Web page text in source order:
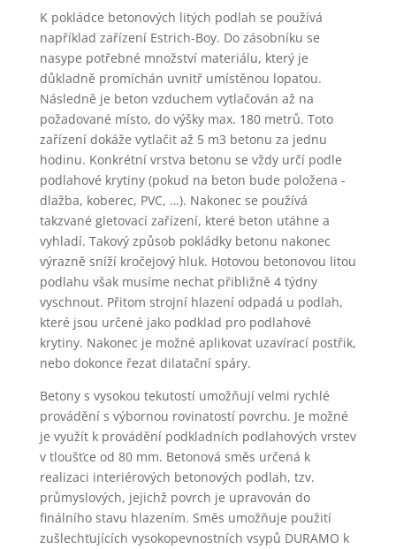
K pokládce betonových litých podlah se používá
například zařízení Estrich-Boy. Do zásobníku se
nasype potřebné množství materiálu, který je
důkladně promíchán uvnitř umístěnou lopatou.
Následně je beton vzduchem vytlačován až na
požadované místo, do výšky max. 180 metrů. Toto
zařízení dokáže vytlačit až 5 m3 betonu za jednu
hodinu. Konkrétní vrstva betonu se vždy určí podle
podlahové krytiny (pokud na beton bude položena -
dlažba, koberec, PVC, …). Nakonec se používá
takzvané gletovací zařízení, které beton utáhne a
vyhladí. Takový způsob pokládky betonu nakonec
výrazně sníží kročejový hluk. Hotovou betonovou litou
podlahu však musíme nechat přibližně 4 týdny
vyschnout. Přitom strojní hlazení odpadá u podlah,
které jsou určené jako podklad pro podlahové
krytiny. Nakonec je možné aplikovat uzavírací postřik,
nebo dokonce řezat dilatační spáry.
Betony s vysokou tekutostí umožňují velmi rychlé
provádění s výbornou rovinatostí povrchu. Je možné
je využít k provádění podkladních podlahových vrstev
v tloušťce od 80 mm. Betonová směs určená k
realizaci interiérových betonových podlah, tzv.
průmyslových, jejichž povrch je upravován do
finálního stavu hlazením. Směs umožňuje použití
zušlechťujících vysokopevnostních vsypů DURAMO k